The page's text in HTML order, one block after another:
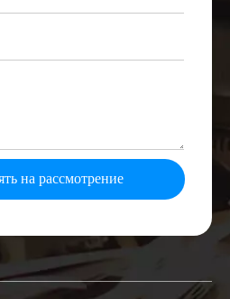
на рассмотрение